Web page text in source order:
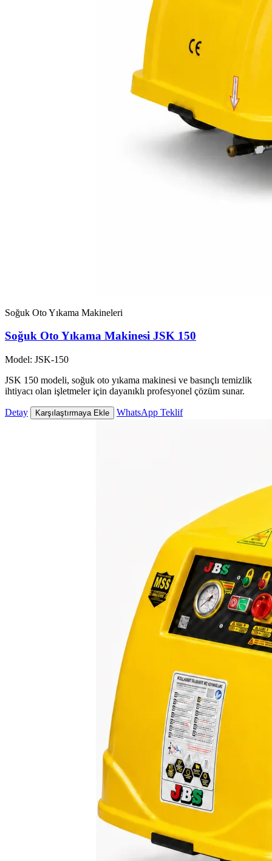
Soğuk Oto Yıkama Makineleri
Soğuk Oto Yıkama Makinesi JSK 150
Model: JSK-150
JSK 150 modeli, soğuk oto yıkama makinesi ve basınçlı temizlik
ihtiyacı olan işletmeler için dayanıklı profesyonel çözüm sunar.
Detay Karşılaştırmaya Ekle WhatsApp Teklif